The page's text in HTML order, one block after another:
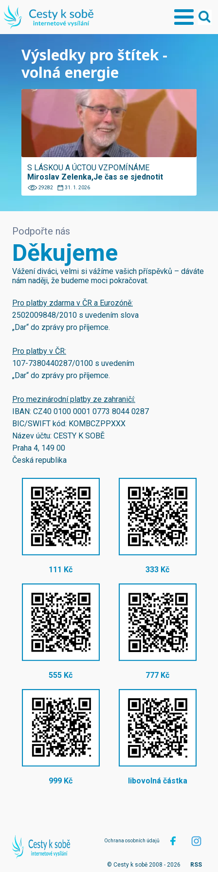
Výsledky pro štítek -
volná energie
S LÁSKOU A ÚCTOU VZPOMÍNÁME
Miroslav Zelenka,Je čas se sjednotit
29282 31. 1. 2026
Podpořte nás
Děkujeme
Vážení diváci, velmi si vážíme vašich příspěvků – dáváte
nám naději, že budeme moci pokračovat.
Pro platby zdarma v ČR a Eurozóně:
2502009848/2010 s uvedením slova
„Dar“ do zprávy pro příjemce.
Pro platby v ČR:
107-7380440287/0100 s uvedením
„Dar“ do zprávy pro příjemce.
Pro mezinárodní platby ze zahraničí:
IBAN: CZ40 0100 0001 0773 8044 0287
BIC/SWIFT kód: KOMBCZPPXXX
Název účtu: CESTY K SOBĚ
Praha 4, 149 00
Česká republika
111 Kč 333 Kč
555 Kč 777 Kč
999 Kč libovolná částka
Ochrana osobních údajů
© Cesty k sobě 2008 - 2026 RSS